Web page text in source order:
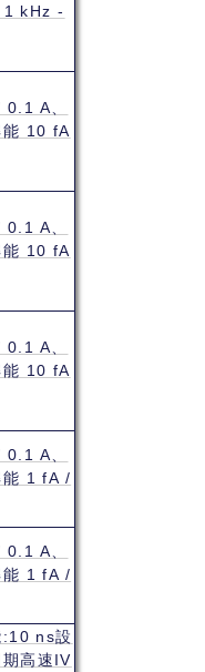
1 kHz -
A、
能 10 fA
A、
能 10 fA
A、
能 10 fA
A、
能 1 fA /
A、
能 1 fA /
:10 ns設
高速IV